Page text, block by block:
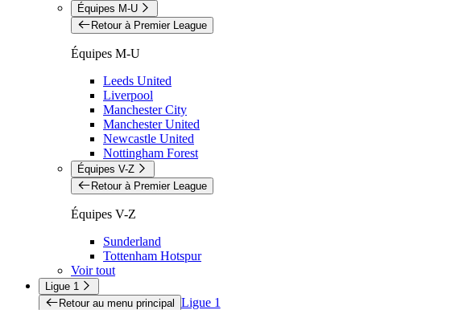
Équipes M-U
Retour à Premier League
Équipes M-U
Leeds United
Liverpool
Manchester City
Manchester United
Newcastle United
Nottingham Forest
Équipes V-Z
Retour à Premier League
Équipes V-Z
Sunderland
Tottenham Hotspur
Voir tout
Ligue 1
Retour au menu principal Ligue 1